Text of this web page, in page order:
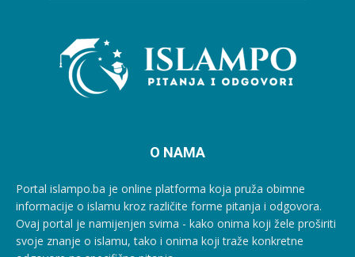
O NAMA
Portal islampo.ba je online platforma koja pruža obimne
informacije o islamu kroz različite forme pitanja i odgovora.
Ovaj portal je namijenjen svima - kako onima koji žele proširiti
svoje znanje o islamu, tako i onima koji traže konkretne